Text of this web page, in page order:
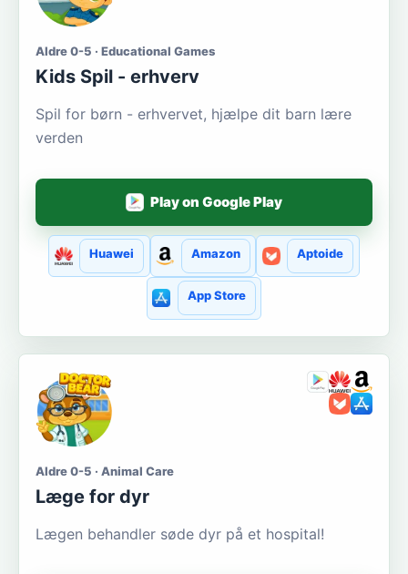
Aldre 0-5 · Educational Games
Kids Spil - erhverv
Spil for børn - erhvervet, hjælpe dit barn lære
verden
Play on Google Play
Huawei Amazon Aptoide
App Store
Aldre 0-5 · Animal Care
Læge for dyr
Lægen behandler søde dyr på et hospital!